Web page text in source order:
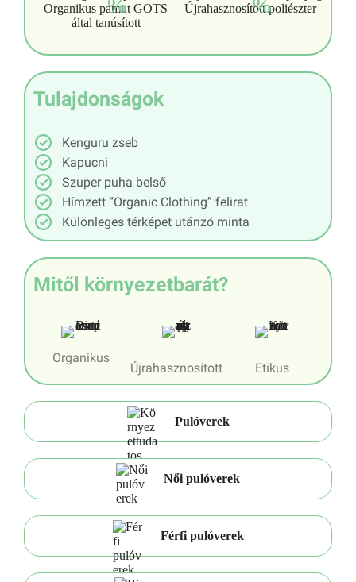
Organikus pamut GOTS
által tanúsított
Újrahasznosított poliészter
Tulajdonságok
Kenguru zseb
Kapucni
Szuper puha belső
Hímzett “Organic Clothing” felirat
Különleges térképet utánzó minta
Mitől környezetbarát?
Organikus
Újrahasznosított Etikus
Pulóverek
Női pulóverek
Férfi pulóverek